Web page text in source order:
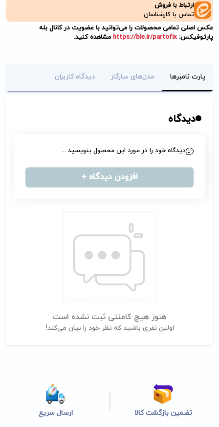
ارتباط با فروش
تماس با کارشناسان
عکس اصلی تمامی محصولات را می‌توانید با عضویت در کانال بله
پارتوفیکس: https://ble.ir/partofix مشاهده کنید.
پارت نامبرها مدل‌های سازگار دیدگاه کاربران
دیدگاه
هنوز هیچ کامنتی ثبت نشده است
اولین نفری باشید که نظر خود را بیان می‌کند!
دیدگاه خود را در مورد این محصول بنویسید ...
افزودن دیدگاه +
تضمین بازگشت کالا ارسال سریع